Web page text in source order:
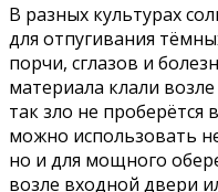
В разных культурах
для отпугивания
порчи, сглазов и
материала клали
так зло не проберётся
можно использовать
но и для мощного
возле входной двери